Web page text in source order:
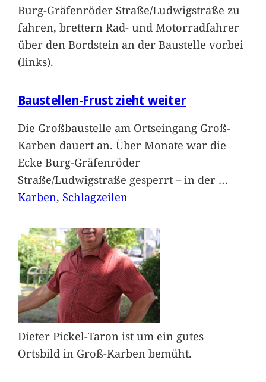
Burg-Gräfenröder Straße/Ludwigstraße zu
fahren, brettern Rad- und Motorradfahrer
über den Bordstein an der Baustelle vorbei
(links).
Baustellen-Frust zieht weiter
Die Großbaustelle am Ortseingang Groß-
Karben dauert an. Über Monate war die
Ecke Burg-Gräfenröder
Straße/Ludwigstraße gesperrt – in der …
Karben, Schlagzeilen
Dieter Pickel-Taron ist um ein gutes
Ortsbild in Groß-Karben bemüht.